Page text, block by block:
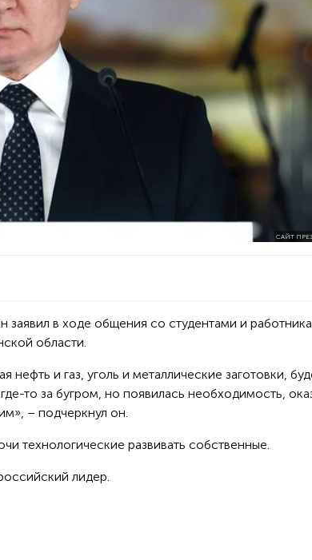
САЙТ
в ходе общения со студентами и
области.
нефть и газ, уголь и металлические заготовки,
то за бугром, но появилась необходимость,
– подчеркнул он.
технологические развивать собственные.
лидер.